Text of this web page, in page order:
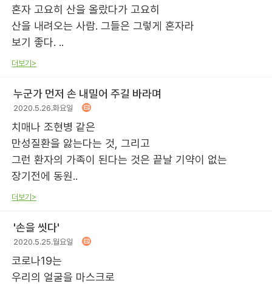
혼자 고요히 산을 올랐다가 고요히
산을 내려오는 사람. 그들은 그렇게 혼자라
보기 좋다. ..
더보기>
누군가 먼저 손 내밀어 주길 바라며
2020.5.26.화요일
치매나 조현병 같은
만성질환을 앓는다는 것, 그리고
그런 환자의 가족이 된다는 것은 끝날 기약이 없는
장기전에 동원..
더보기>
'손을 씻다'
2020.5.25.월요일
코로나19는
우리의 얼굴을 마스크로